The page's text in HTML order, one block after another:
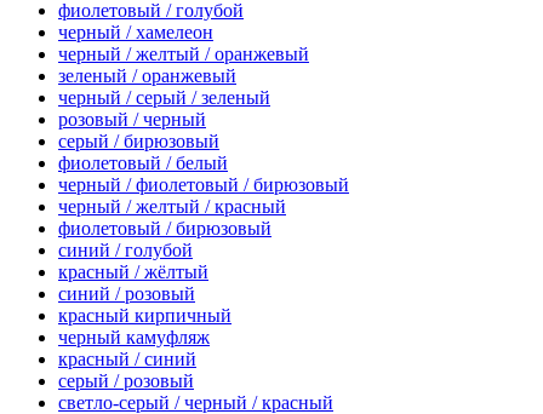
фиолетовый / голубой
черный / хамелеон
черный / желтый / оранжевый
зеленый / оранжевый
черный / серый / зеленый
розовый / черный
серый / бирюзовый
фиолетовый / белый
черный / фиолетовый / бирюзовый
черный / желтый / красный
фиолетовый / бирюзовый
синий / голубой
красный / жёлтый
синий / розовый
красный кирпичный
черный камуфляж
красный / синий
серый / розовый
светло-серый / черный / красный